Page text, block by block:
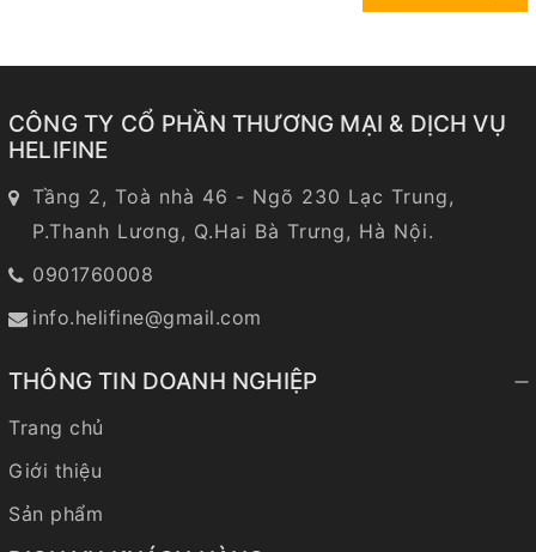
CÔNG TY CỔ PHẦN THƯƠNG MẠI & DỊCH VỤ
HELIFINE
Tầng 2, Toà nhà 46 - Ngõ 230 Lạc Trung,
P.Thanh Lương, Q.Hai Bà Trưng, Hà Nội.
0901760008
info.helifine@gmail.com
THÔNG TIN DOANH NGHIỆP
Trang chủ
Giới thiệu
Sản phẩm